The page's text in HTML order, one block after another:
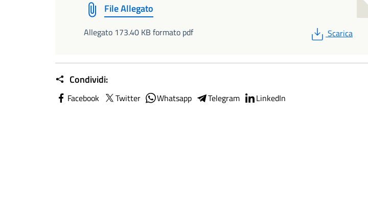
File Allegato
Allegato 173.40 KB formato pdf PDF
Scarica
Condividi:
Facebook Twitter Whatsapp Telegram LinkedIn